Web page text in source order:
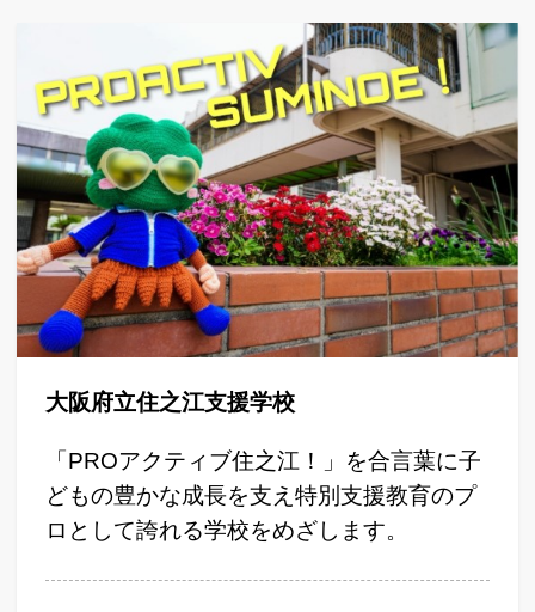
大阪府立住之江支援学校
「PROアクティブ住之江！」を合言葉に子
どもの豊かな成長を支え特別支援教育のプ
ロとして誇れる学校をめざします。